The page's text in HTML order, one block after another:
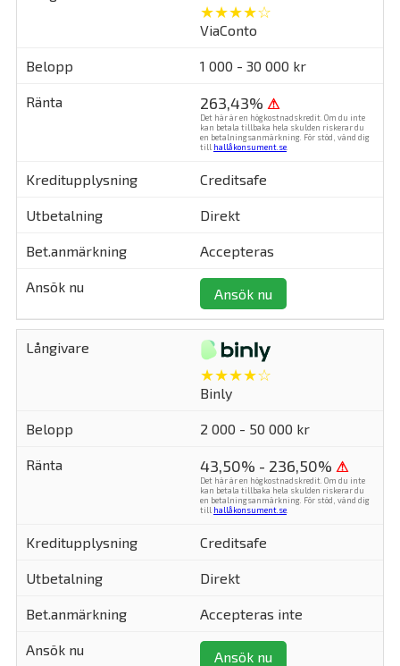
★★★★☆
ViaConto
1 000 - 30 000 kr
263,43% ⚠
Det här är en högkostnadskredit. Om du inte
kan betala tillbaka hela skulden riskerar du
en betalningsanmärkning. För stöd, vänd dig
till hallåkonsument.se
Creditsafe
Direkt
Accepteras
Ansök nu
★★★★☆
Binly
2 000 - 50 000 kr
43,50% - 236,50% ⚠
Det här är en högkostnadskredit. Om du inte
kan betala tillbaka hela skulden riskerar du
en betalningsanmärkning. För stöd, vänd dig
till hallåkonsument.se.
Creditsafe
Direkt
Accepteras inte
Ansök nu